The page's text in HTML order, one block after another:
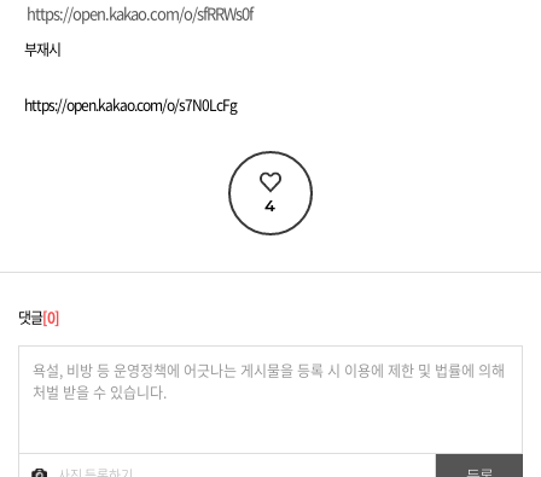
https://open.kakao.com/o/sfRRWs0f
부재시
https://open.kakao.com/o/s7N0LcFg
4
댓글 0